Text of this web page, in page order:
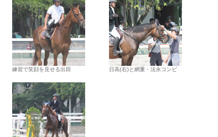
練習で笑顔を見せる出田 日高(右)と網重・法永コンビ